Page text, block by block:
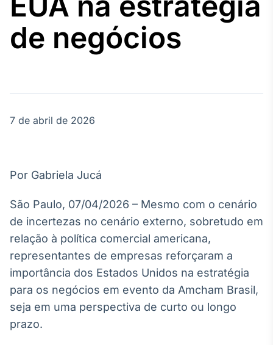
Agro
Tudo sobre o
agronegócio
Broadcast
Energia
energia elétrica
no Brasil
Broadcast
White Label
Plataforma para
Soluções de Dados
de negócios
7 de abril de 2026
Por Gabriela Jucá
São Paulo, 07/04/2026 – Mesmo com o cenário
de incertezas no cenário externo, sobretudo em
relação à política comercial americana,
representantes de empresas reforçaram a
importância dos Estados Unidos na estratégia
para os negócios em evento da Amcham Brasil,
seja em uma perspectiva de curto ou longo
prazo.